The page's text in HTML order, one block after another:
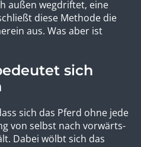
außen wegdriftet, eine
diese Methode die
aus. Was aber ist
sich
sich das Pferd ohne jede
von selbst nach vorwärts-
Dabei wölbt sich das